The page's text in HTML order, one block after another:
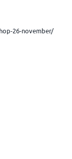
26-november/